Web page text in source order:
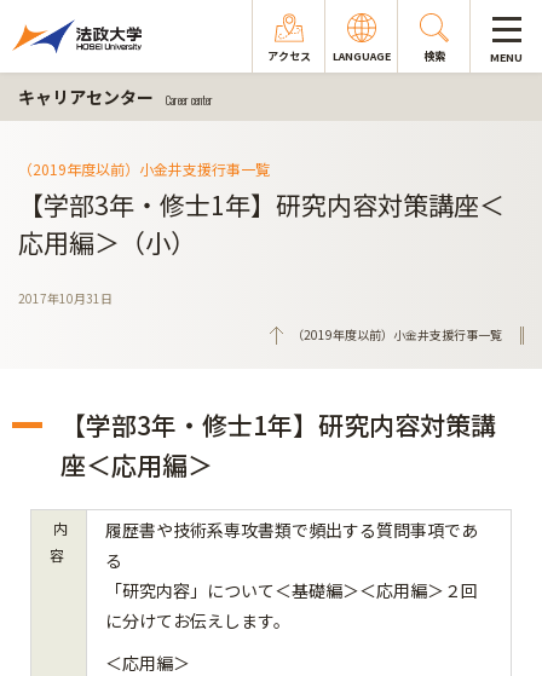
アクセス LANGUAGE 検索 MENU
キャリアセンター Career center
（2019年度以前）小金井支援行事一覧
【学部3年・修士1年】研究内容対策講座＜
応用編＞（小）
2017年10月31日
（2019年度以前）小金井支援行事一覧
【学部3年・修士1年】研究内容対策講
座＜応用編＞
内
容
履歴書や技術系専攻書類で頻出する質問事項であ
る
「研究内容」について＜基礎編＞＜応用編＞２回
に分けてお伝えします。
＜応用編＞